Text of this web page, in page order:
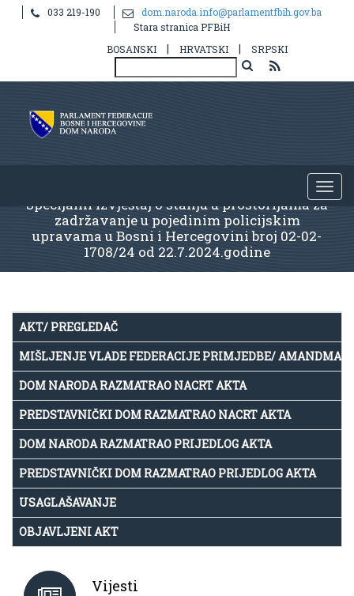
033 219-190
dom.naroda.info@parlamentfbih.gov.ba
Stara stranica PFBiH
BOSANSKI
| HRVATSKI | SRPSKI
Specijalni izvještaj o stanju u prostorijama za
zadržavanje u pojedinim policijskim
upravama u Bosni i Hercegovini broj 02-02-
1708/24 od 22.7.2024.godine
AKT/ PREGLEDAČ
MIŠLJENJE VLADE FEDERACIJE PRIMJEDBE/
DOM NARODA RAZMATRAO NACRT AKTA
PREDSTAVNIČKI DOM RAZMATRAO NACRT AKTA
DOM NARODA RAZMATRAO PRIJEDLOG AKTA
PREDSTAVNIČKI DOM RAZMATRAO PRIJEDLOG AKTA
USAGLAŠAVANJE
OBJAVLJENI AKT
Vijesti